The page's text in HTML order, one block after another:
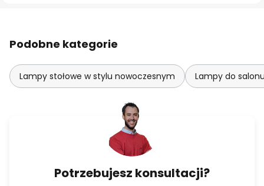
Podobne kategorie
Lampy stołowe w stylu nowoczesnym Lampy do
Potrzebujesz konsultacji?